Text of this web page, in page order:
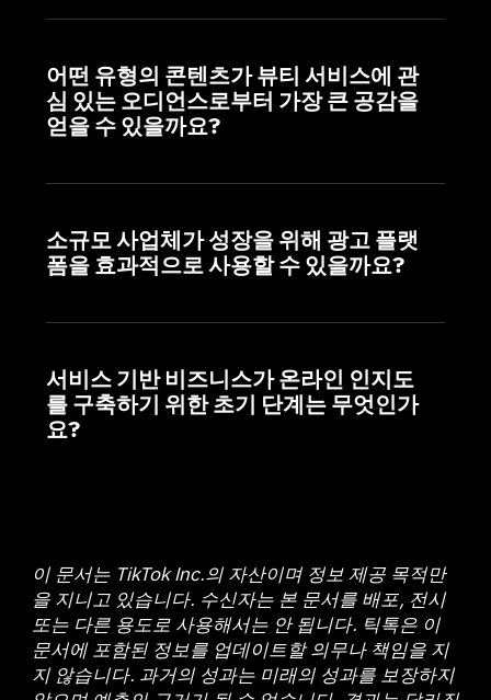
어떤 유형의 콘텐츠가 뷰티 서비스에 관
심 있는 오디언스로부터 가장 큰 공감을
얻을 수 있을까요?
소규모 사업체가 성장을 위해 광고 플랫
폼을 효과적으로 사용할 수 있을까요?
서비스 기반 비즈니스가 온라인 인지도
를 구축하기 위한 초기 단계는 무엇인가
요?
이 문서는 TikTok Inc.의 자산이며 정보 제공 목적만
을 지니고 있습니다. 수신자는 본 문서를 배포, 전시
또는 다른 용도로 사용해서는 안 됩니다. 틱톡은 이
문서에 포함된 정보를 업데이트할 의무나 책임을 지
지 않습니다. 과거의 성과는 미래의 성과를 보장하지